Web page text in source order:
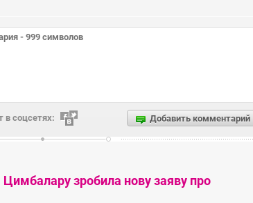
Добавить комментарий
в соцсетях:
Цимбалару зробила нову заяву про